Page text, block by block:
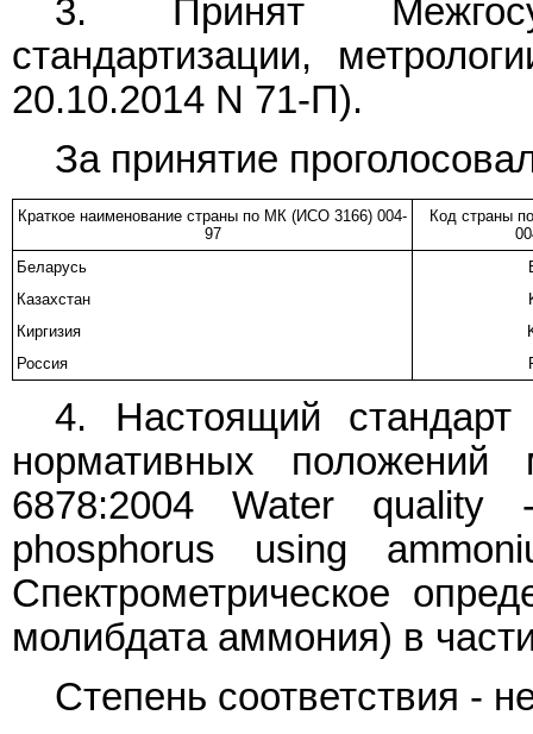
3. Принят
стандартизации,
20.10.2014 N 71-П).
За принятие
Краткое наименование страны по МК (ИСО 3166) 004-
97
Код страны
Беларусь
Казахстан
Киргизия
Россия
4. Настоящий
нормативных положений
6878:2004 Water quality
phosphorus using
Спектрометрическое
молибдата аммония) в
Степень соответствия -